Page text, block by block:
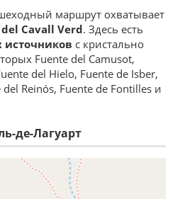
маршрут охватывает
Cavall Verd. Здесь есть
с кристально
Fuente del Camusot,
del Hielo, Fuente de Isber,
Reinós, Fuente de Fontilles и
де-Лагуарт